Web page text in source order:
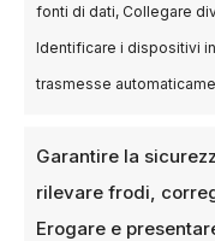
fonti di dati, Collegare
Identificare i dispositivi
trasmesse
Garantire la
rilevare frodi,
Erogare e
lavorano con
professionisti,
creare universi
Festival